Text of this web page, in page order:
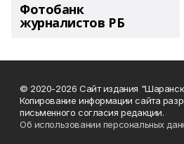
Фотобанк
журналистов РБ
© 2020-2026 Сайт издания
Копирование информации сайта
письменного согласия редакции.
Об использовании персональных